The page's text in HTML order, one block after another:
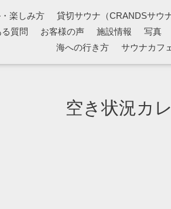
楽しみ方 貸切サウナ（CRANDSサウ
質問 お客様の声 施設情報 写真
海への行き方
サウナカフ
空き状況カ